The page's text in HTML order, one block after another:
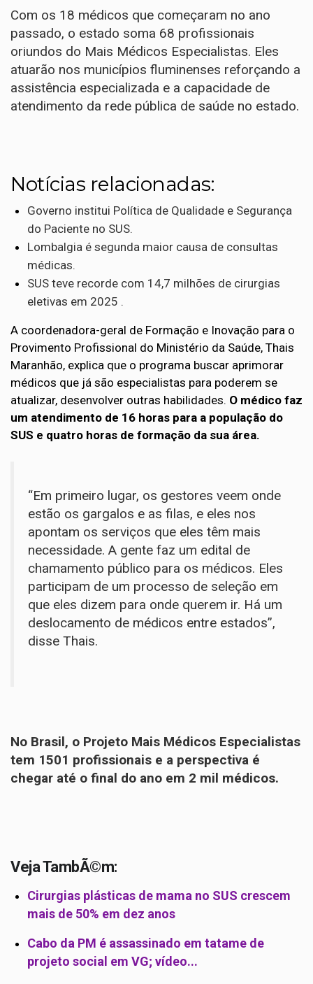
Com os 18 médicos que começaram no ano
passado, o estado soma 68 profissionais
oriundos do Mais Médicos Especialistas. Eles
atuarão nos municípios fluminenses reforçando a
assistência especializada e a capacidade de
atendimento da rede pública de saúde no estado.
Notícias relacionadas:
Governo institui Política de Qualidade e Segurança
do Paciente no SUS.
Lombalgia é segunda maior causa de consultas
médicas.
SUS teve recorde com 14,7 milhões de cirurgias
eletivas em 2025 .
A coordenadora-geral de Formação e Inovação para o
Provimento Profissional do Ministério da Saúde, Thais
Maranhão, explica que o programa buscar aprimorar
médicos que já são especialistas para poderem se
atualizar, desenvolver outras habilidades. O médico faz
um atendimento de 16 horas para a população do
SUS e quatro horas de formação da sua área.
“Em primeiro lugar, os gestores veem onde
estão os gargalos e as filas, e eles nos
apontam os serviços que eles têm mais
necessidade. A gente faz um edital de
chamamento público para os médicos. Eles
participam de um processo de seleção em
que eles dizem para onde querem ir. Há um
deslocamento de médicos entre estados”,
disse Thais.
No Brasil, o Projeto Mais Médicos Especialistas
tem 1501 profissionais e a perspectiva é
chegar até o final do ano em 2 mil médicos.
Veja TambÃ©m:
Cirurgias plásticas de mama no SUS crescem
mais de 50% em dez anos
Cabo da PM é assassinado em tatame de
projeto social em VG; vídeo...